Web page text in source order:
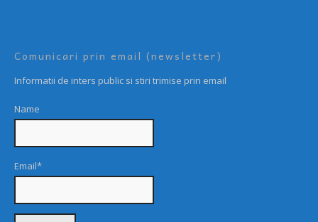
Comunicari prin email (newsletter)
Informatii de inters public si stiri trimise prin email
Name
Email*